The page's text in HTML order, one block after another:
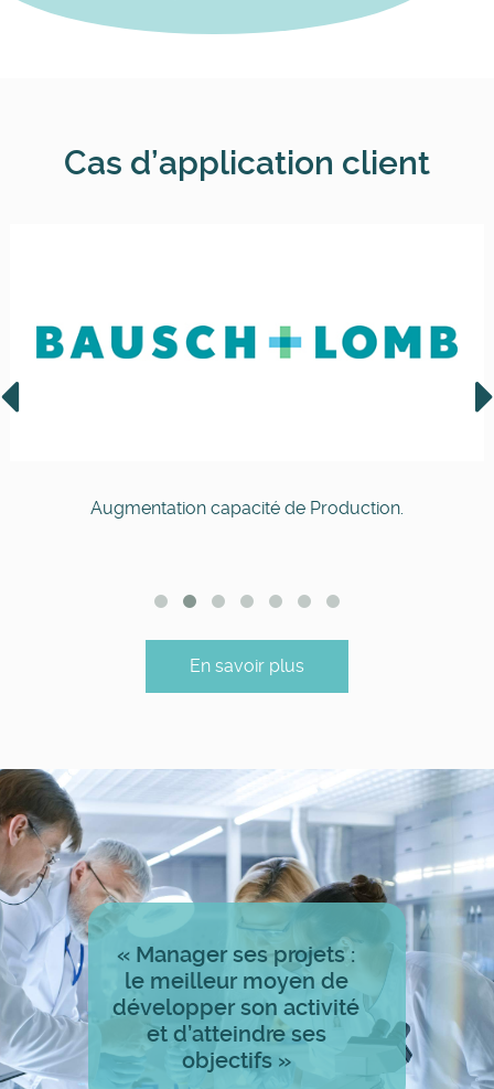
Cas d’application client
Augmentation capacité de Production.
En savoir plus
« Manager ses projets :
le meilleur moyen de
développer son activité
et d’atteindre ses
objectifs »